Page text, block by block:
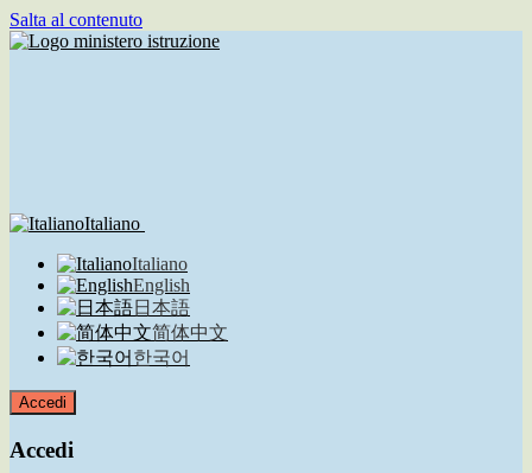
Salta al contenuto
Italiano
Italiano
English
日本語
简体中文
한국어
Accedi
Accedi